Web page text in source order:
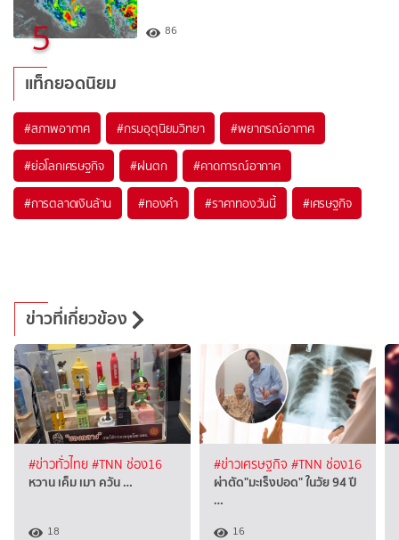
5 86
แท็กยอดนิยม
#สภาพอากาศ #กรมอุตุนิยมวิทยา #พยากรณ์อากาศ
#ย่อโลกเศรษฐกิจ #ฝนตก #คาดการณ์อากาศ
#การตลาดเงินล้าน #ทองคำ #ราคาทองวันนี้ #เศรษฐกิจ
ข่าวที่เกี่ยวข้อง
#ข่าวทั่วไทย#TNN ช่อง16
หวาน เค็ม เมา ควัน …
18
#ข่าวเศรษฐกิจ #TNN ช่อง16
ผ่าตัด"มะเร็งปอด" ในวัย 94 ปี
…
16